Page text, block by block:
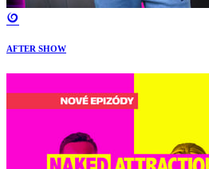
AFTER SHOW